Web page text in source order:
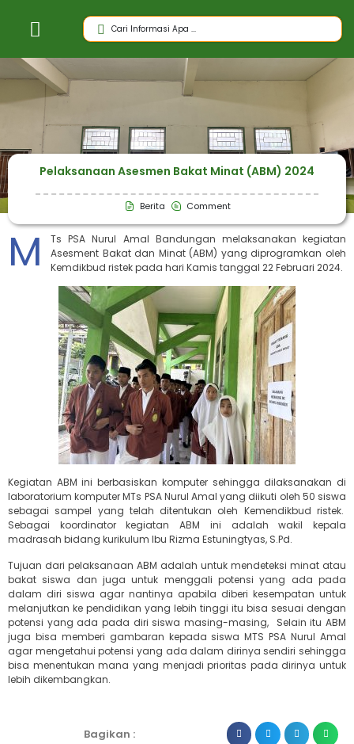
Pelaksanaan Asesmen Bakat Minat (ABM) 2024
Berita Comment
M
Ts PSA Nurul Amal Bandungan melaksanakan kegiatan
Asesment Bakat dan Minat (ABM) yang diprogramkan oleh
Kemdikbud ristek pada hari Kamis tanggal 22 Februari 2024.
Kegiatan ABM ini berbasiskan komputer sehingga dilaksanakan di
laboratorium komputer MTs PSA Nurul Amal yang diikuti oleh 50 siswa
sebagai sampel yang telah ditentukan oleh Kemendikbud ristek.
Sebagai koordinator kegiatan ABM ini adalah wakil kepala
madrasah bidang kurikulum Ibu Rizma Estuningtyas, S.Pd.
Tujuan dari pelaksanaan ABM adalah untuk mendeteksi minat atau
bakat siswa dan juga untuk menggali potensi yang ada pada
dalam diri siswa agar nantinya apabila diberi kesempatan untuk
melanjutkan ke pendidikan yang lebih tinggi itu bisa sesuai dengan
potensi yang ada pada diri siswa masing-masing, Selain itu ABM
juga bisa memberi gambaran kepada siswa MTS PSA Nurul Amal
agar mengetahui potensi yang ada dalam dirinya sendiri sehingga
bisa menentukan mana yang menjadi prioritas pada dirinya untuk
lebih dikembangkan.
Bagikan :